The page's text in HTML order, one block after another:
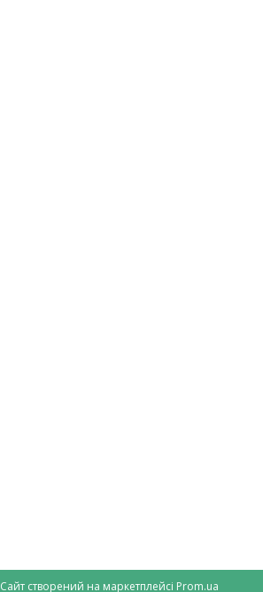
Сайт створений на маркетплейсі Prom.ua